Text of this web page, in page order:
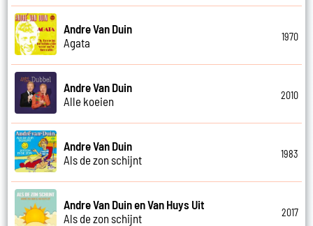
Andre Van Duin
Agata
1970
Andre Van Duin
Alle koeien
2010
Andre Van Duin
Als de zon schijnt
1983
Andre Van Duin en Van Huys Uit
Als de zon schijnt
2017